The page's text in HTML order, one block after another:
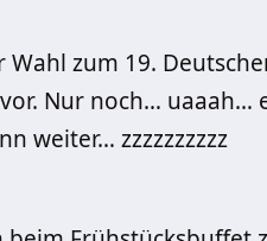
zum 19.
Nur noch… uaaah…
weiter… zzzzzzzzzz